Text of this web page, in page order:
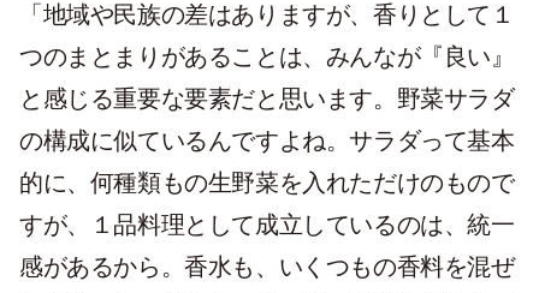
「地域や民族の差はありますが、香りとして１
つのまとまりがあることは、みんなが『良い』
と感じる重要な要素だと思います。野菜サラダ
の構成に似ているんですよね。サラダって基本
的に、何種類もの生野菜を入れただけのもので
すが、１品料理として成立しているのは、統一
感があるから。香水も、いくつもの香料を混ぜ